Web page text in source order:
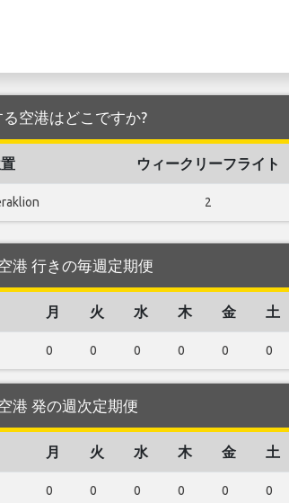
空港はどこですか?
ウィークリーフライト
2
港 行きの毎週定期便
月 火 水 木 金 土
0 0 0 0 0 0
港 発の週次定期便
月 火 水 木 金 土
0 0 0 0 0 0